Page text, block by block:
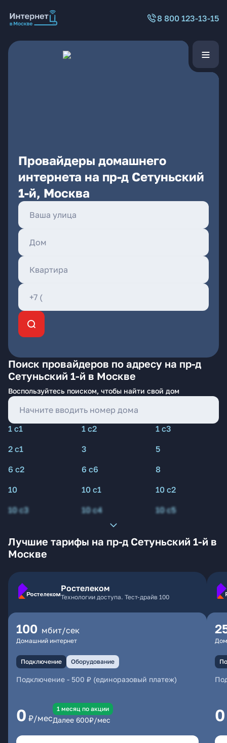
8 800 123-13-15
Провайдеры домашнего
интернета на пр-д Сетуньский
1-й, Москва
Поиск провайдеров по адресу на пр-д
Сетуньский 1-й в Москве
Воспользуйтесь поиском, чтобы найти свой дом
1 с1 1 с2
1 с3
2 с1
3
5
6 с2
6 с6
8
10
10 с1
10 с2
10 с3
10 с4 10 с5
Лучшие тарифы на пр-д Сетуньский 1-й в
Москве
Ростелеком
Технологии доступа. Тест-драйв 100
100 мбит/сек
Домашний интернет
Подключение Оборудование
Подключение - 500 ₽ (единоразовый платеж)
0 ₽/мес
1 месяц по акции
Далее 600₽/мес 0